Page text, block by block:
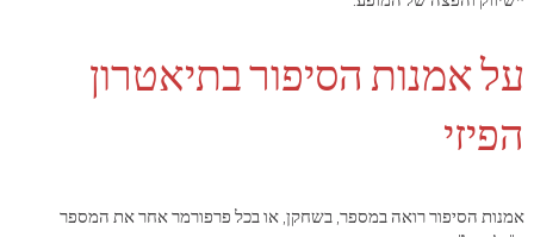
על אמנות הסיפור בתיאטרון
הפיזי
אמנות הסיפור רואה במספר, בשחקן, או בכל פרפורמר אחר את המספר